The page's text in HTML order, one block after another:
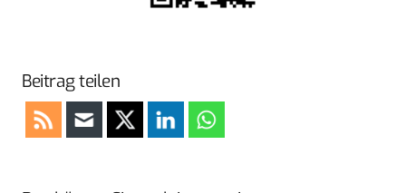
Beitrag teilen